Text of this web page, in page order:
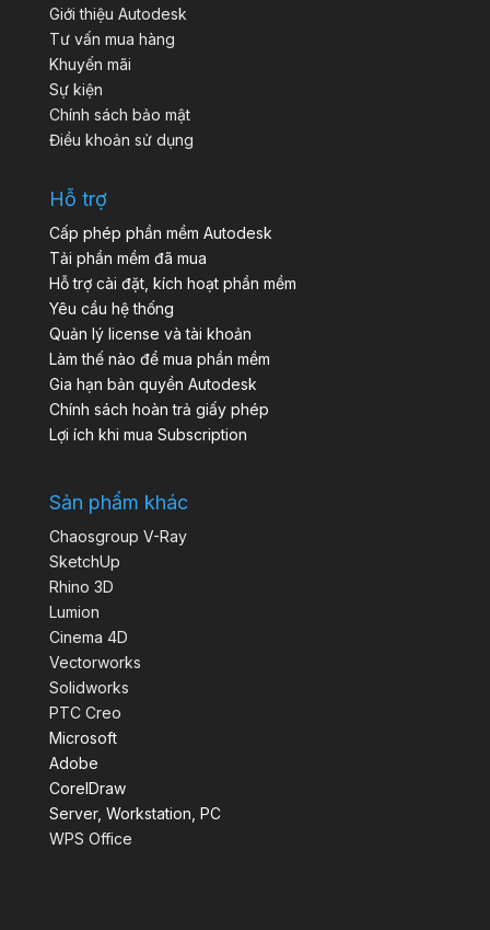
Giới thiệu Autodesk
Tư vấn mua hàng
Khuyến mãi
Sự kiện
Chính sách bảo mật
Điều khoản sử dụng
Hỗ trợ
Cấp phép phần mềm Autodesk
Tải phần mềm đã mua
Hỗ trợ cài đặt, kích hoạt phần mềm
Yêu cầu hệ thống
Quản lý license và tài khoản
Làm thế nào để mua phần mềm
Gia hạn bản quyền Autodesk
Chính sách hoàn trả giấy phép
Lợi ích khi mua Subscription
Sản phẩm khác
Chaosgroup V-Ray
SketchUp
Rhino 3D
Lumion
Cinema 4D
Vectorworks
Solidworks
PTC Creo
Microsoft
Adobe
CorelDraw
Server, Workstation, PC
WPS Office